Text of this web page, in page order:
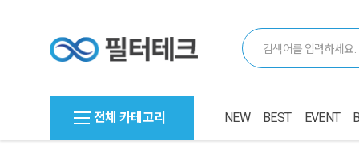
전체 카테고리 NEW BEST EVENT